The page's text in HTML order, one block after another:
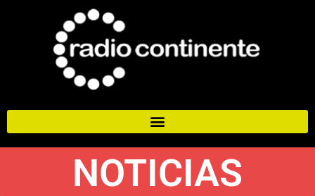
NOTICIAS